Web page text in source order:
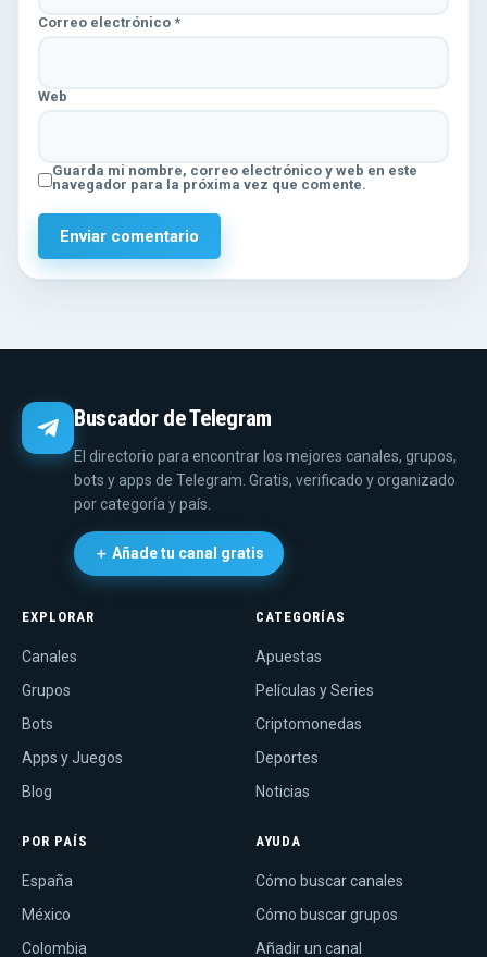
Correo electrónico *
Web
Guarda mi nombre, correo electrónico y web en este
navegador para la próxima vez que comente.
Buscador de Telegram
El directorio para encontrar los mejores canales, grupos,
bots y apps de Telegram. Gratis, verificado y organizado
por categoría y país.
＋ Añade tu canal gratis
EXPLORAR
Canales
Grupos
Bots
Apps y Juegos
Blog
CATEGORÍAS
Apuestas
Películas y Series
Criptomonedas
Deportes
Noticias
POR PAÍS
España
México
Colombia
AYUDA
Cómo buscar canales
Cómo buscar grupos
Añadir un canal